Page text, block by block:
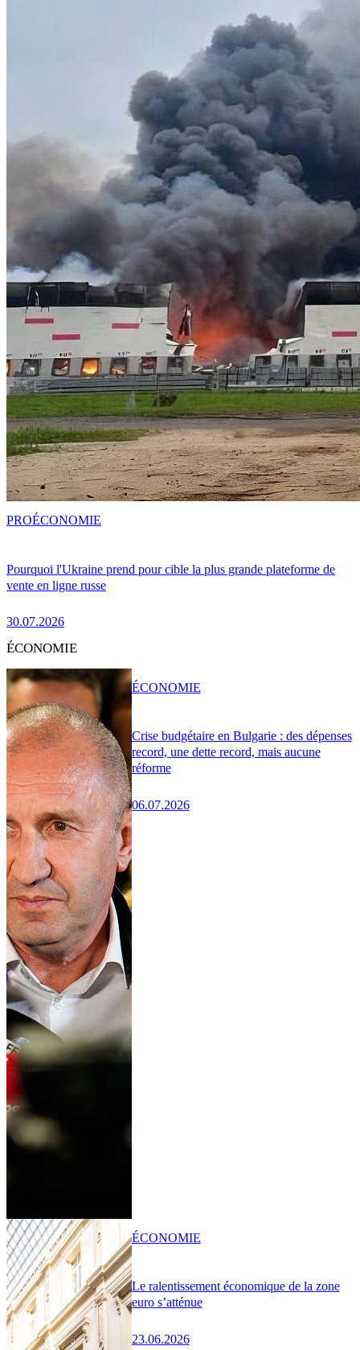
Pourquoi l'Ukraine prend pour cible la plus grande plateforme de
vente en ligne russe
30.07.2026
PROÉCONOMIE
ÉCONOMIE
Crise budgétaire en Bulgarie : des dépenses
record, une dette record, mais aucune
réforme
06.07.2026
ÉCONOMIE
Le ralentissement économique de la zone
euro s’atténue
23.06.2026
ÉCONOMIE